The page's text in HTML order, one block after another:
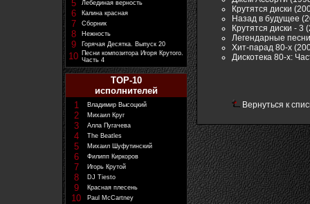
5 Лебединая верность
6 Калина красная
7 Сборник
8 Нежность
9 Горячая Десятка. Выпуск 20
10 Песни композитора Игоря Крутого.
Часть 4
TOP-10
исполнителей
1
Владимир Высоцкий
2 Михаил Круг
3 Алла Пугачева
4 The Beatles
5 Михаил Шуфутинский
6 Филипп Киркоров
7 Игорь Крутой
8 DJ Tiesto
9 Красная плесень
10 Paul McCartney
Крутятся диски
Назад в будущее
Крутятся диски - 3
Легендарные
Хит-парад 80-х
Дискотека 80-х:
Вернуться к